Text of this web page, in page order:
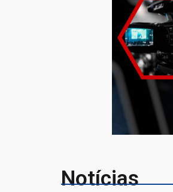
Notícias